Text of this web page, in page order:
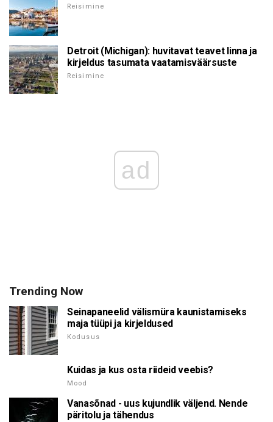
Reisimine
Detroit (Michigan): huvitavat teavet linna ja
kirjeldus tasumata vaatamisväärsuste
Reisimine
ad
Trending Now
Seinapaneelid välismüra kaunistamiseks
maja tüüpi ja kirjeldused
Kodusus
Kuidas ja kus osta riideid veebis?
Mood
Vanasõnad - uus kujundlik väljend. Nende
päritolu ja tähendus